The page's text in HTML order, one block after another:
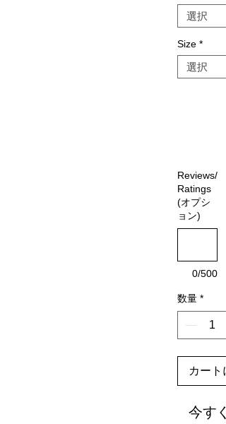
価
Size *
Reviews/
Ratings
(オプシ
ョン)
0/500
数量 *
カート
今す